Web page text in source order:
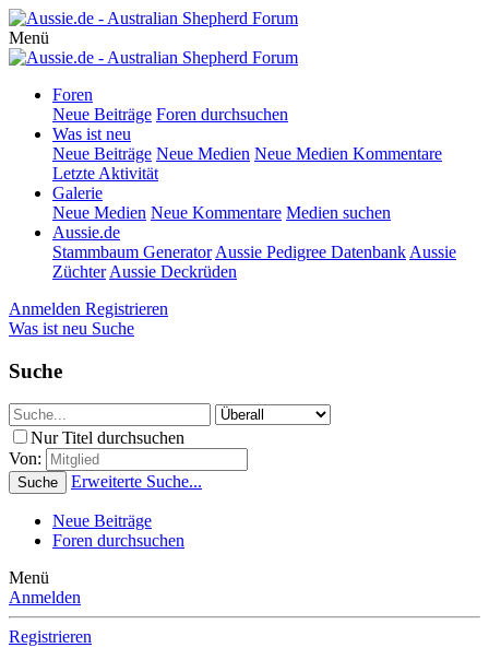
Menü
Foren
Neue Beiträge Foren durchsuchen
Was ist neu
Neue Beiträge Neue Medien Neue Medien Kommentare
Letzte Aktivität
Galerie
Neue Medien Neue Kommentare Medien suchen
Aussie.de
Stammbaum Generator Aussie Pedigree Datenbank Aussie
Züchter Aussie Deckrüden
Anmelden Registrieren
Was ist neu Suche
Suche
Nur Titel durchsuchen
Von:
Suche Erweiterte Suche...
Neue Beiträge
Foren durchsuchen
Menü
Anmelden
Registrieren